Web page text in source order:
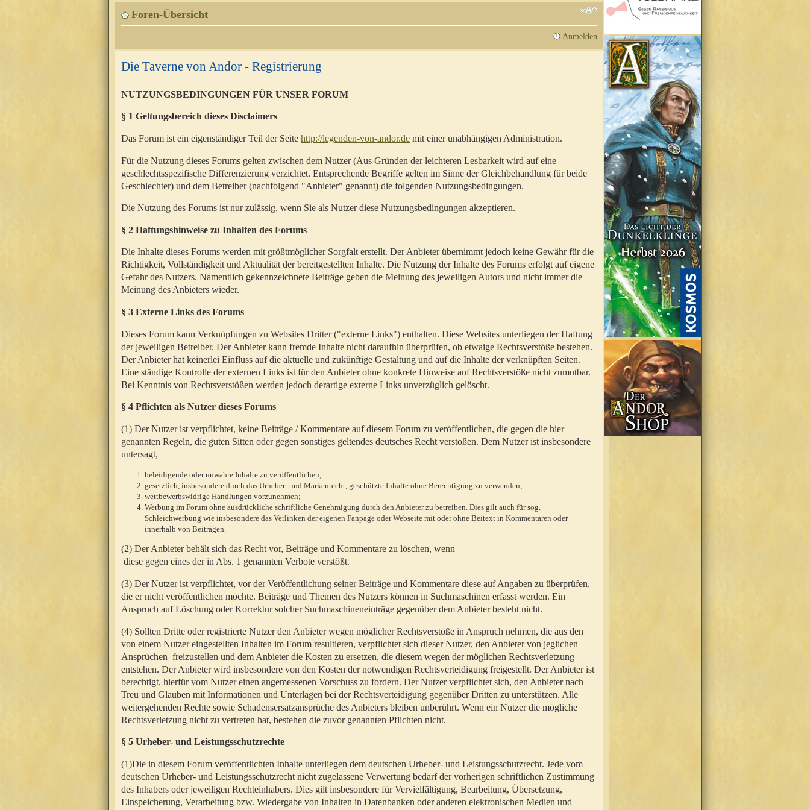
Foren-Übersicht
Anmelden
Die Taverne von Andor - Registrierung
NUTZUNGSBEDINGUNGEN FÜR UNSER FORUM
§ 1 Geltungsbereich dieses Disclaimers
Das Forum ist ein eigenständiger Teil der Seite http://legenden-von-andor.de mit einer unabhängigen Administration.
Für die Nutzung dieses Forums gelten zwischen dem Nutzer (Aus Gründen der leichteren Lesbarkeit wird auf eine
geschlechtsspezifische Differenzierung verzichtet. Entsprechende Begriffe gelten im Sinne der Gleichbehandlung für beide
Geschlechter) und dem Betreiber (nachfolgend "Anbieter" genannt) die folgenden Nutzungsbedingungen.
Die Nutzung des Forums ist nur zulässig, wenn Sie als Nutzer diese Nutzungsbedingungen akzeptieren.
§ 2 Haftungshinweise zu Inhalten des Forums
Die Inhalte dieses Forums werden mit größtmöglicher Sorgfalt erstellt. Der Anbieter übernimmt jedoch keine Gewähr für die
Richtigkeit, Vollständigkeit und Aktualität der bereitgestellten Inhalte. Die Nutzung der Inhalte des Forums erfolgt auf eigene
Gefahr des Nutzers. Namentlich gekennzeichnete Beiträge geben die Meinung des jeweiligen Autors und nicht immer die
Meinung des Anbieters wieder.
§ 3 Externe Links des Forums
Dieses Forum kann Verknüpfungen zu Websites Dritter ("externe Links") enthalten. Diese Websites unterliegen der Haftung
der jeweiligen Betreiber. Der Anbieter kann fremde Inhalte nicht daraufhin überprüfen, ob etwaige Rechtsverstöße bestehen.
Der Anbieter hat keinerlei Einfluss auf die aktuelle und zukünftige Gestaltung und auf die Inhalte der verknüpften Seiten.
Eine ständige Kontrolle der externen Links ist für den Anbieter ohne konkrete Hinweise auf Rechtsverstöße nicht zumutbar.
Bei Kenntnis von Rechtsverstößen werden jedoch derartige externe Links unverzüglich gelöscht.
§ 4 Pflichten als Nutzer dieses Forums
(1) Der Nutzer ist verpflichtet, keine Beiträge / Kommentare auf diesem Forum zu veröffentlichen, die gegen die hier
genannten Regeln, die guten Sitten oder gegen sonstiges geltendes deutsches Recht verstoßen. Dem Nutzer ist insbesondere
untersagt,
beleidigende oder unwahre Inhalte zu veröffentlichen;
gesetzlich, insbesondere durch das Urheber- und Markenrecht, geschützte Inhalte ohne Berechtigung zu verwenden;
wettbewerbswidrige Handlungen vorzunehmen;
Werbung im Forum ohne ausdrückliche schriftliche Genehmigung durch den Anbieter zu betreiben. Dies gilt auch für sog.
Schleichwerbung wie insbesondere das Verlinken der eigenen Fanpage oder Webseite mit oder ohne Beitext in Kommentaren oder
innerhalb von Beiträgen.
(2) Der Anbieter behält sich das Recht vor, Beiträge und Kommentare zu löschen, wenn
diese gegen eines der in Abs. 1 genannten Verbote verstößt.
(3) Der Nutzer ist verpflichtet, vor der Veröffentlichung seiner Beiträge und Kommentare diese auf Angaben zu überprüfen,
die er nicht veröffentlichen möchte. Beiträge und Themen des Nutzers können in Suchmaschinen erfasst werden. Ein
Anspruch auf Löschung oder Korrektur solcher Suchmaschineneinträge gegenüber dem Anbieter besteht nicht.
(4) Sollten Dritte oder registrierte Nutzer den Anbieter wegen möglicher Rechtsverstöße in Anspruch nehmen, die aus den
von einem Nutzer eingestellten Inhalten im Forum resultieren, verpflichtet sich dieser Nutzer, den Anbieter von jeglichen
Ansprüchen freizustellen und dem Anbieter die Kosten zu ersetzen, die diesem wegen der möglichen Rechtsverletzung
entstehen. Der Anbieter wird insbesondere von den Kosten der notwendigen Rechtsverteidigung freigestellt. Der Anbieter ist
berechtigt, hierfür vom Nutzer einen angemessenen Vorschuss zu fordern. Der Nutzer verpflichtet sich, den Anbieter nach
Treu und Glauben mit Informationen und Unterlagen bei der Rechtsverteidigung gegenüber Dritten zu unterstützen. Alle
weitergehenden Rechte sowie Schadensersatzansprüche des Anbieters bleiben unberührt. Wenn ein Nutzer die mögliche
Rechtsverletzung nicht zu vertreten hat, bestehen die zuvor genannten Pflichten nicht.
§ 5 Urheber- und Leistungsschutzrechte
(1)Die in diesem Forum veröffentlichten Inhalte unterliegen dem deutschen Urheber- und Leistungsschutzrecht. Jede vom
deutschen Urheber- und Leistungsschutzrecht nicht zugelassene Verwertung bedarf der vorherigen schriftlichen Zustimmung
des Inhabers oder jeweiligen Rechteinhabers. Dies gilt insbesondere für Vervielfältigung, Bearbeitung, Übersetzung,
Einspeicherung, Verarbeitung bzw. Wiedergabe von Inhalten in Datenbanken oder anderen elektronischen Medien und